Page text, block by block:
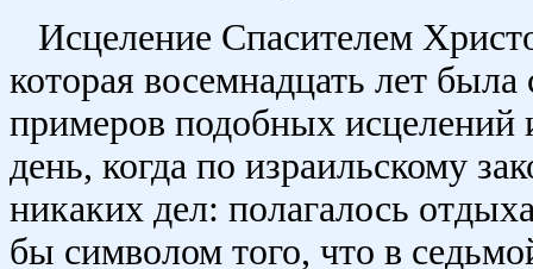
Исцеление Спасителем
которая восемнадцать лет
примеров подобных исцелений
день, когда по израильскому
никаких дел: полагалось
бы символом того, что в